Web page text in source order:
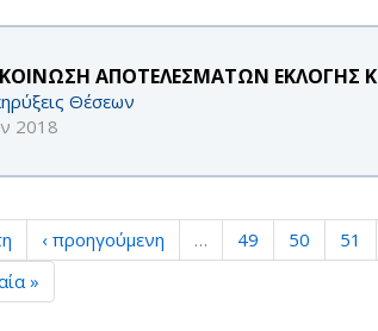
ΑΠΟΤΕΛΕΣΜΑΤΩΝ ΕΚΛΟΓΗΣ
Θέσεων
2018
‹ προηγούμενη … 49 50 51
»